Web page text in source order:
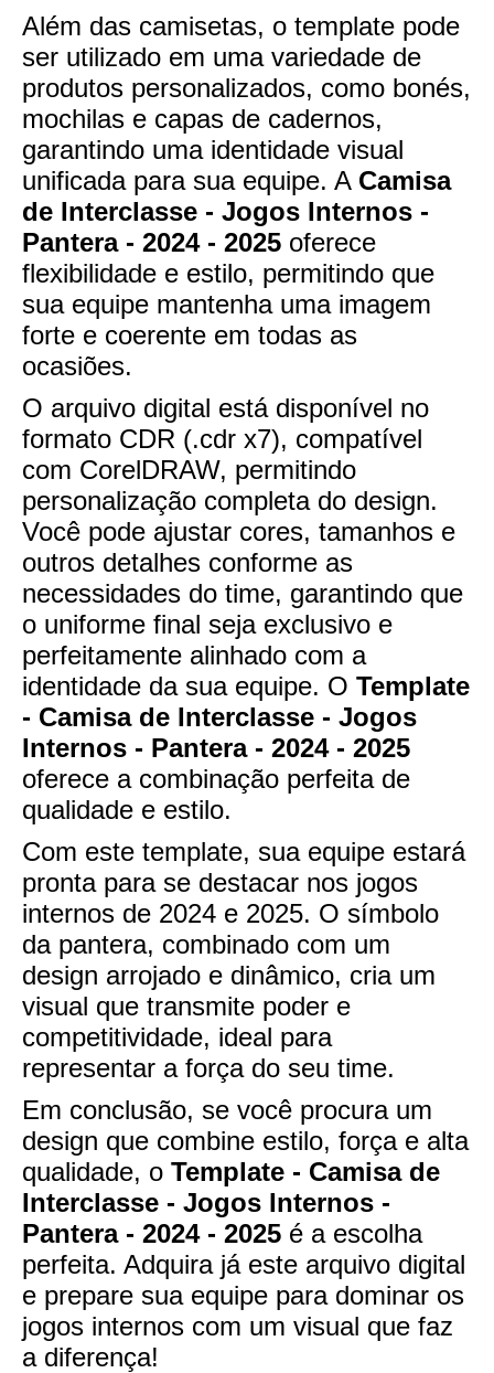
Além das camisetas, o template pode
ser utilizado em uma variedade de
produtos personalizados, como bonés,
mochilas e capas de cadernos,
garantindo uma identidade visual
unificada para sua equipe. A Camisa
de Interclasse - Jogos Internos -
Pantera - 2024 - 2025 oferece
flexibilidade e estilo, permitindo que
sua equipe mantenha uma imagem
forte e coerente em todas as
ocasiões.
O arquivo digital está disponível no
formato CDR (.cdr x7), compatível
com CorelDRAW, permitindo
personalização completa do design.
Você pode ajustar cores, tamanhos e
outros detalhes conforme as
necessidades do time, garantindo que
o uniforme final seja exclusivo e
perfeitamente alinhado com a
identidade da sua equipe. O Template
- Camisa de Interclasse - Jogos
Internos - Pantera - 2024 - 2025
oferece a combinação perfeita de
qualidade e estilo.
Com este template, sua equipe estará
pronta para se destacar nos jogos
internos de 2024 e 2025. O símbolo
da pantera, combinado com um
design arrojado e dinâmico, cria um
visual que transmite poder e
competitividade, ideal para
representar a força do seu time.
Em conclusão, se você procura um
design que combine estilo, força e alta
qualidade, o Template - Camisa de
Interclasse - Jogos Internos -
Pantera - 2024 - 2025 é a escolha
perfeita. Adquira já este arquivo digital
e prepare sua equipe para dominar os
jogos internos com um visual que faz
a diferença!